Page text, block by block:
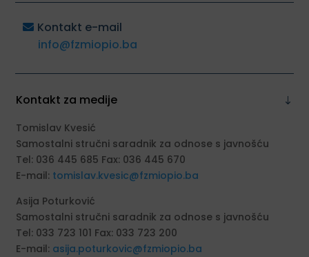
Kontakt e-mail
info@fzmiopio.ba
Kontakt za medije
Tomislav Kvesić
Samostalni stručni saradnik za odnose s javnošću
Tel: 036 445 685 Fax: 036 445 670
E-mail: tomislav.kvesic@fzmiopio.ba
Asija Poturković
Samostalni stručni saradnik za odnose s javnošću
Tel: 033 723 101 Fax: 033 723 200
E-mail: asija.poturkovic@fzmiopio.ba